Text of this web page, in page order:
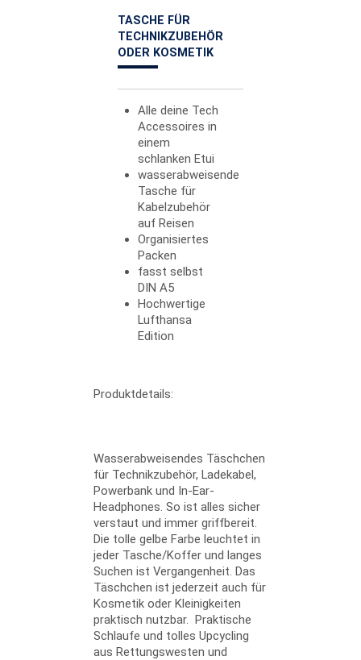
TASCHE FÜR
TECHNIKZUBEHÖR
ODER KOSMETIK
Alle deine Tech
Accessoires in
einem
schlanken Etui
wasserabweisende
Tasche für
Kabelzubehör
auf Reisen
Organisiertes
Packen
fasst selbst
DIN A5
Hochwertige
Lufthansa
Edition
Produktdetails:
Wasserabweisendes Täschchen
für Technikzubehör, Ladekabel,
Powerbank und In-Ear-
Headphones. So ist alles sicher
verstaut und immer griffbereit.
Die tolle gelbe Farbe leuchtet in
jeder Tasche/Koffer und langes
Suchen ist Vergangenheit. Das
Täschchen ist jederzeit auch für
Kosmetik oder Kleinigkeiten
praktisch nutzbar. Praktische
Schlaufe und tolles Upcycling
aus Rettungswesten und